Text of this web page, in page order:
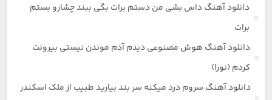
دانلود آهنگ داس بشی من دستم برات بگی ببند چشارو بستم
برات
دانلود آهنگ هوش مصنوعی دیدم آدم موندن نیستی بیرونت
کردم (نورا)
دانلود آهنگ سروم درد میکنه سر بند بیارید طبیب از ملک اسکندر